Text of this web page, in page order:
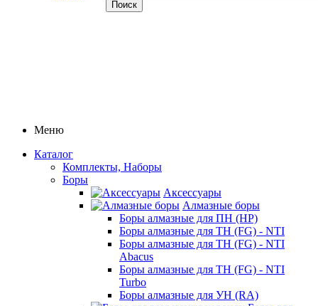
Меню
Каталог
Комплекты, Наборы
Боры
Аксессуары
Алмазные боры
Боры алмазные для ПН (HP)
Боры алмазные для ТН (FG) - NTI
Боры алмазные для ТН (FG) - NTI
Abacus
Боры алмазные для ТН (FG) - NTI
Turbo
Боры алмазные для УН (RA)